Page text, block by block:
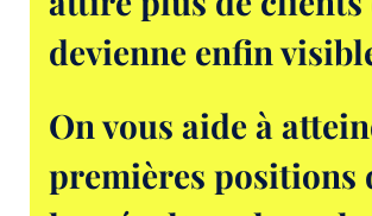
devienne enfin
On vous aide à
premières positions